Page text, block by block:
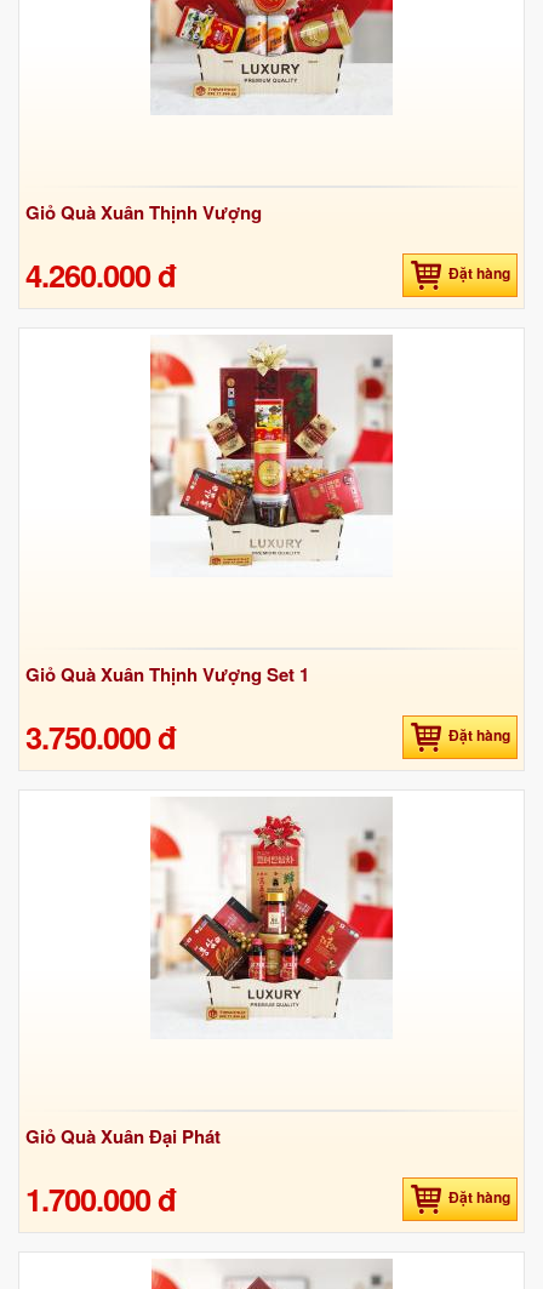
Giỏ Quà Xuân Thịnh Vượng
4.260.000 đ Đặt hàng
Giỏ Quà Xuân Thịnh Vượng Set 1
3.750.000 đ Đặt hàng
Giỏ Quà Xuân Đại Phát
1.700.000 đ Đặt hàng